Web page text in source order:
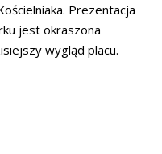
Prezentacja
jest okraszona
wygląd placu.